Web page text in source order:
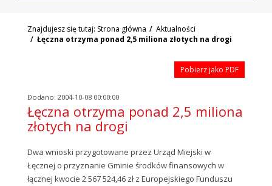
Znajdujesz się tutaj: Strona główna
Aktualności
Łęczna otrzyma ponad 2,5 miliona złotych na drogi
Pobierz jako PDF
Dodano: 2004-10-08 00:00:00
Łęczna otrzyma ponad 2,5 miliona
złotych na drogi
Dwa wnioski przygotowane przez Urząd Miejski w
Łęcznej o przyznanie Gminie środków finansowych w
łącznej kwocie 2 567 524,46 zł z Europejskiego Funduszu